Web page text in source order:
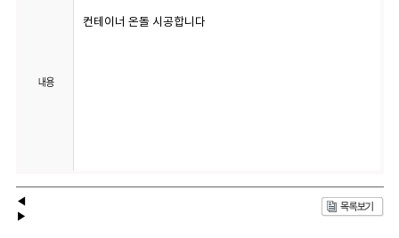
컨테이너 온돌 시공합니다
◀
▶